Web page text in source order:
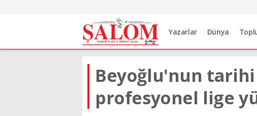
Yazarlar Dünya
Beyoğlu'nun
profesyonel lige